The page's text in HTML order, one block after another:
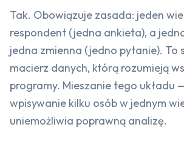
Tak. Obowiązuje zasada: jeden
respondent (jedna ankieta), a
jedna zmienna (jedno pytanie). To
macierz danych, którą rozumieją
programy. Mieszanie tego układu
wpisywanie kilku osób w jednym
uniemożliwia poprawną analizę.